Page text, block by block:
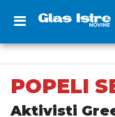
POPELI
Aktivisti